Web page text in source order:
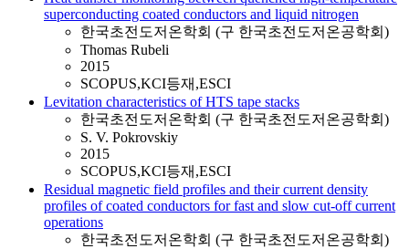
superconducting coated conductors and liquid nitrogen
한국초전도저온학회 (구 한국초전도저온공학회)
Thomas Rubeli
2015
SCOPUS,KCI등재,ESCI
Levitation characteristics of HTS tape stacks
한국초전도저온학회 (구 한국초전도저온공학회)
S. V. Pokrovskiy
2015
SCOPUS,KCI등재,ESCI
Residual magnetic field profiles and their current density
profiles of coated conductors for fast and slow cut-off current
operations
한국초전도저온학회 (구 한국초전도저온공학회)